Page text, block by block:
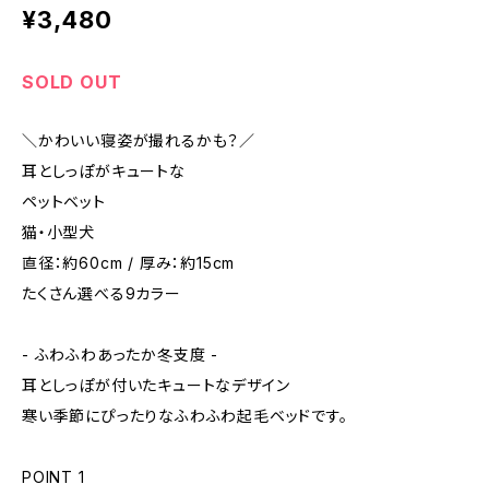
¥3,480
SOLD OUT
＼かわいい寝姿が撮れるかも？／
耳としっぽがキュートな
ペットベット
猫・小型犬
直径：約60cm / 厚み：約15cm
たくさん選べる9カラー
- ふわふわあったか冬支度 -
耳としっぽが付いたキュートなデザイン
寒い季節にぴったりなふわふわ起毛ベッドです。
POINT 1